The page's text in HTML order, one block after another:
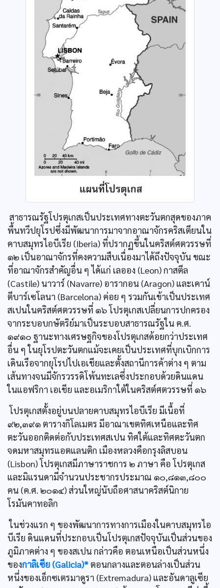
สาธารณรัฐโปรตุเกสเป็นประเทศทางตะวันตกสุดของภาค
พื้นทวีปยุโรปซึ่งมีพัฒนาการมาจากอาณาจักรคริสเตียนใน
คาบสมุทรไอบีเรีย (Iberia) ที่ปรากฏขึ้นในคริสต์ศตวรรษที่
๑๒ เป็นอาณาจักรที่คงความสืบเนื่องมาได้ถึงปัจจุบัน ขณะ
ที่อาณาจักรสำคัญอื่น ๆ ได้แก่ เลออง (Leon) กาสตีล
(Castile) นาวาร์ (Navarre) อารากอน (Aragon) และเคาน์
ตีบาร์เซโลนา (Barcelona) ค่อย ๆ รวมกันเข้าเป็นประเทศ
สเปนในคริสต์ศตวรรษที่ ๑๖ โปรตุเกสเปลี่ยนการปกครอง
จากระบอบกษัตริย์มาเป็นระบอบสาธารณรัฐใน ค.ศ.
๑๙๑๐ ฐานะทางเศรษฐกิจของโปรตุเกสด้อยกว่าประเทศ
อื่น ๆ ในยุโรปตะวันตกแม้จะเคยเป็นประเทศที่บุกเบิกการ
เดินเรือจากยุโรปไปเอเชียและตั้งสถานีการค้าต่าง ๆ ตาม
เส้นทางจนมีจักรวรรดิโพ้นทะเลซึ่งประกอบด้วยดินแดน
ในแอฟริกา เอเชีย และอเมริกาใต้ในคริสต์ศตวรรษที่ ๑๖
โปรตุเกสตั้งอยู่บนปลายคาบสมุทรไอบีเรีย มีเนื้อที่
๙๒,๓๙๑ ตารางกิโลเมตร มีอาณาเขตทิศเหนือและทิศ
ตะวันออกติดต่อกับประเทศสเปน ทิศใต้และทิศตะวันตก
จดมหาสมุทรแอตแลนติก เมืองหลวงคือกรุงลิสบอน
(Lisbon) โปรตุเกสมีภาษาราชการ ๒ ภาษา คือ โปรตุเกส
และมิแรนดามีจำนวนประชากรประมาณ ๑๐,๘๑๓,๘๐๐
คน (ค.ศ. ๒๐๑๔) ส่วนใหญ่นับถือศาสนาคริสต์นิกาย
โรมันคาทอลิก
ในช่วงแรก ๆ ของพัฒนาการทางการเมืองในคาบสมุทรไอ
บีเรีย ดินแดนที่ประกอบเป็นโปรตุเกสปัจจุบันเป็นส่วนของ
ภูมิภาคต่าง ๆ ของสเปน กล่าวคือ ตอนเหนือเป็นส่วนหนึ่ง
ของกาลิเซีย (Galicia)* ตอนกลางและตอนล่างเป็นส่วน
หนึ่งของเอ็กซเตรมาดูรา (Extremadura) และอันดาลูเซีย